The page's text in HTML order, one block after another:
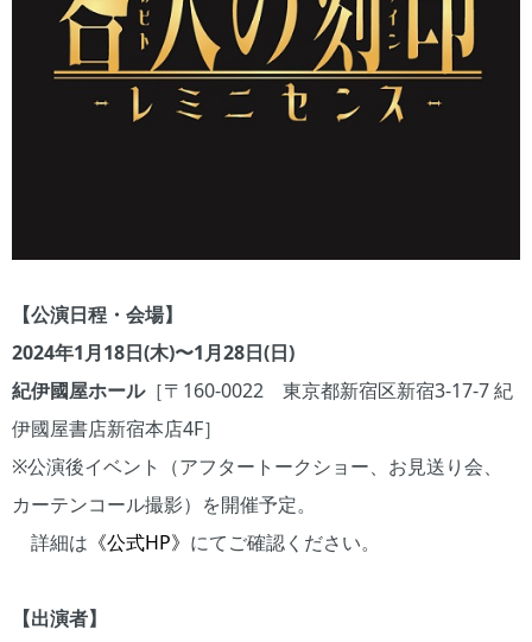
【公演日程・会場】
2024年1月18日(木)〜1月28日(日)
紀伊國屋ホール［〒160-0022 東京都新宿区新宿3-17-7 紀
伊國屋書店新宿本店4F］
※公演後イベント（アフタートークショー、お見送り会、
カーテンコール撮影）を開催予定。
詳細は 《公式HP》 にてご確認ください。
【出演者】